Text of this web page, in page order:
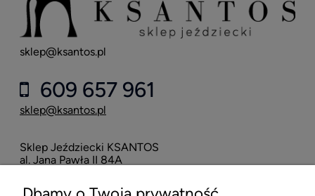
sklep@ksantos.pl
609 657 961
sklep@ksantos.pl
Sklep Jeździecki KSANTOS
al. Jana Pawła II 84A